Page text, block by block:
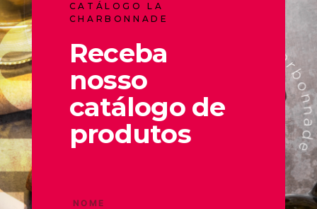
CATÁLOGO LA
CHARBONNADE
Receba
nosso
catálogo de
produtos